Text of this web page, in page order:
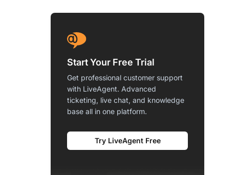
Start Your Free Trial
Get professional customer support
with LiveAgent. Advanced
ticketing, live chat, and knowledge
base all in one platform.
Try LiveAgent Free